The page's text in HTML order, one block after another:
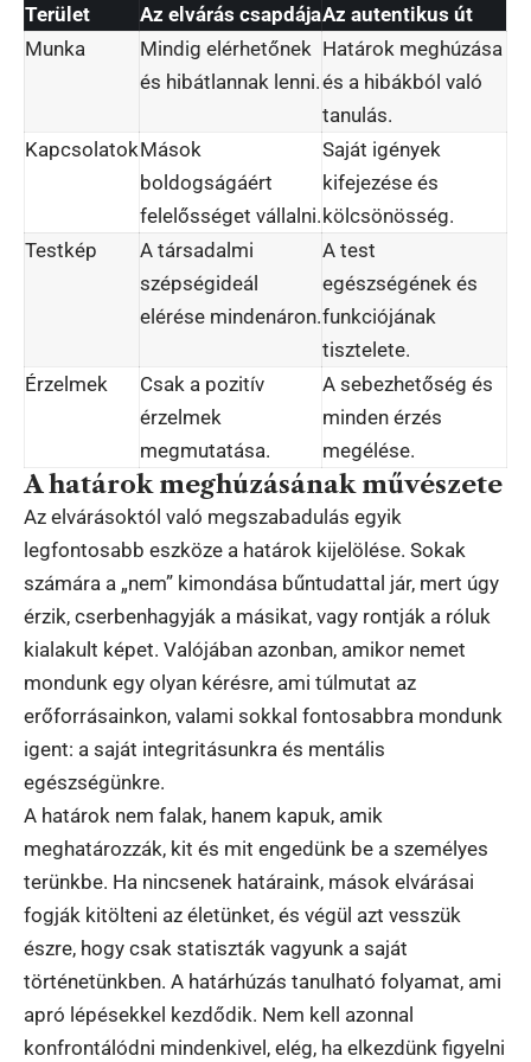
Terület Az elvárás csapdájaAz autentikus út
Munka
Mindig elérhetőnek
és hibátlannak lenni.
Határok meghúzása
és a hibákból való
tanulás.
KapcsolatokMások
boldogságáért
felelősséget vállalni.
Saját igények
kifejezése és
kölcsönösség.
Testkép
A társadalmi
szépségideál
elérése mindenáron.
A test
egészségének és
funkciójának
tisztelete.
Érzelmek
Csak a pozitív
érzelmek
megmutatása.
A sebezhetőség és
minden érzés
megélése.
A határok meghúzásának művészete
Az elvárásoktól való megszabadulás egyik
legfontosabb eszköze a határok kijelölése. Sokak
számára a „nem” kimondása bűntudattal jár, mert úgy
érzik, cserbenhagyják a másikat, vagy rontják a róluk
kialakult képet. Valójában azonban, amikor nemet
mondunk egy olyan kérésre, ami túlmutat az
erőforrásainkon, valami sokkal fontosabbra mondunk
igent: a saját integritásunkra és mentális
egészségünkre.
A határok nem falak, hanem kapuk, amik
meghatározzák, kit és mit engedünk be a személyes
terünkbe. Ha nincsenek határaink, mások elvárásai
fogják kitölteni az életünket, és végül azt vesszük
észre, hogy csak statiszták vagyunk a saját
történetünkben. A határhúzás tanulható folyamat, ami
apró lépésekkel kezdődik. Nem kell azonnal
konfrontálódni mindenkivel, elég, ha elkezdünk figyelni